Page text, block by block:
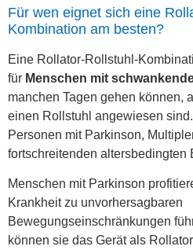
Für wen eignet sich eine
Kombination am besten?
Eine Rollator-Rollstuhl-
für Menschen mit
manchen Tagen gehen können,
einen Rollstuhl angewiesen
Personen mit Parkinson,
fortschreitenden altersbedingten
Menschen mit Parkinson
Krankheit zu unvorhersagbaren
Bewegungseinschränkungen
können sie das Gerät als